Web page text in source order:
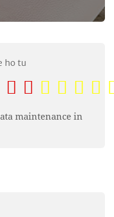
ho tu
maintenance in